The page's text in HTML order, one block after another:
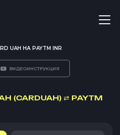
UAH НА PAYTM INR
ВИДЕОИНСТРУКЦИЯ
(CARDUAH) ⇄ PAYTM